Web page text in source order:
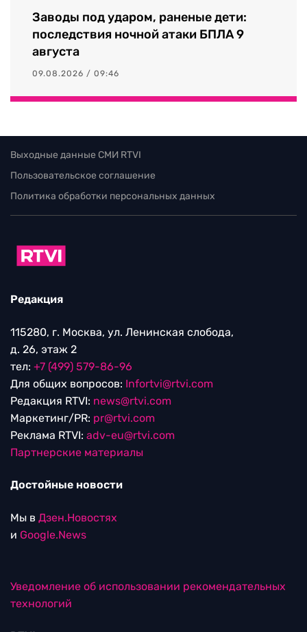
Заводы под ударом, раненые дети:
последствия ночной атаки БПЛА 9
августа
09.08.2026 / 09:46
Выходные данные СМИ RTVI
Пользовательское соглашение
Политика обработки персональных данных
Редакция
115280, г. Москва, ул. Ленинская слобода,
д. 26, этаж 2
тел: +7 (499) 579-86-96
Для общих вопросов: Infortvi@rtvi.com
Редакция RTVI: news@rtvi.com
Маркетинг/PR: pr@rtvi.com
Реклама RTVI: adv-eu@rtvi.com
Партнерские материалы
Достойные новости
Мы в Дзен.Новостях
и Google.News
Уведомление об использовании рекомендательных
технологий